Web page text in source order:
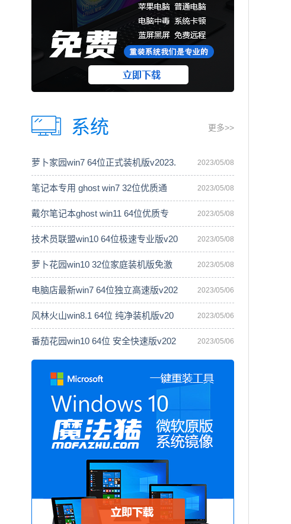
系统 更多>>
萝卜家园win7 64位正式装机版v2023. 2023/05/08
笔记本专用 ghost win7 32位优质通 2023/05/08
戴尔笔记本ghost win11 64位优质专 2023/05/08
技术员联盟win10 64位极速专业版v20 2023/05/08
萝卜花园win10 32位家庭装机版免激 2023/05/08
电脑店最新win7 64位独立高速版v202 2023/05/06
风林火山win8.1 64位 纯净装机版v20 2023/05/06
番茄花园win10 64位 安全快速版v202 2023/05/06